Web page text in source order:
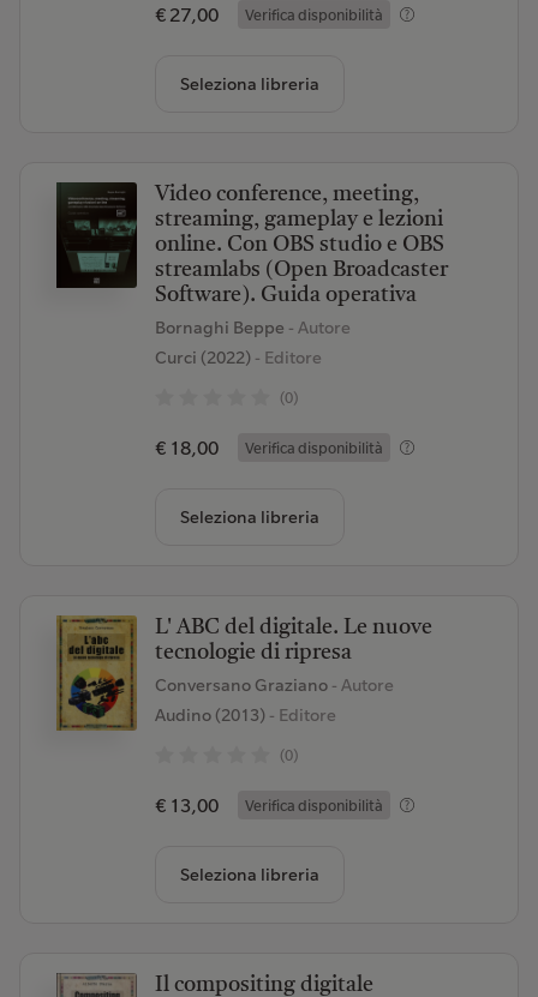
€ 27,00 Verifica disponibilità
Seleziona libreria
Video conference, meeting,
streaming, gameplay e lezioni
online. Con OBS studio e OBS
streamlabs (Open Broadcaster
Software). Guida operativa
Bornaghi Beppe - Autore
Curci (2022)- Editore
(0)
€ 18,00 Verifica disponibilità
Seleziona libreria
L' ABC del digitale. Le nuove
tecnologie di ripresa
Conversano Graziano - Autore
Audino (2013)- Editore
(0)
€ 13,00 Verifica disponibilità
Seleziona libreria
Il compositing digitale